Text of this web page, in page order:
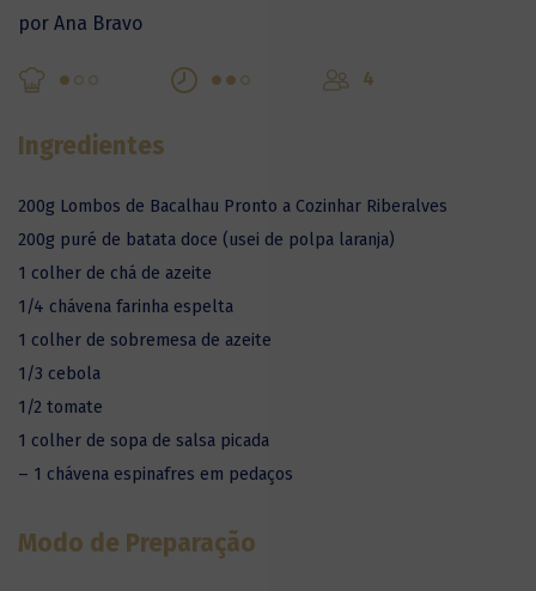
por Ana Bravo
4
Ingredientes
200g Lombos de Bacalhau Pronto a Cozinhar Riberalves
200g puré de batata doce (usei de polpa laranja)
1 colher de chá de azeite
1/4 chávena farinha espelta
1 colher de sobremesa de azeite
1/3 cebola
1/2 tomate
1 colher de sopa de salsa picada
– 1 chávena espinafres em pedaços
Modo de Preparação